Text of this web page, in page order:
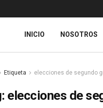
INICIO NOSOTROS
Etiqueta elecciones de segundo
elecciones de